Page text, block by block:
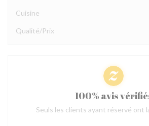
Cuisine
Qualité/Prix
100% avis
Seuls les clients ayant réservé ont